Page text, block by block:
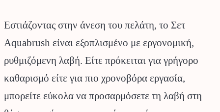
Εστιάζοντας στην άνεση του πελάτη, το Σετ
Aquabrush είναι εξοπλισμένο με εργονομική,
ρυθμιζόμενη λαβή. Είτε πρόκειται για γρήγορο
καθαρισμό είτε για πιο χρονοβόρα εργασία,
μπορείτε εύκολα να προσαρμόσετε τη λαβή στη